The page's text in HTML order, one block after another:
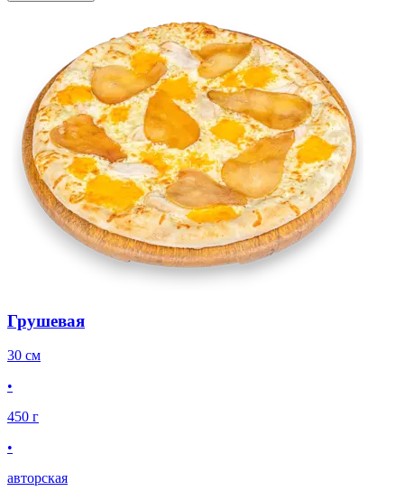
Грушевая
30 см
•
450 г
•
авторская